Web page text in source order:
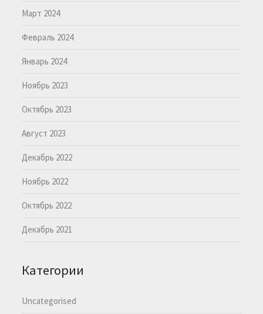
Март 2024
Февраль 2024
Январь 2024
Ноябрь 2023
Октябрь 2023
Август 2023
Декабрь 2022
Ноябрь 2022
Октябрь 2022
Декабрь 2021
Категории
Uncategorised